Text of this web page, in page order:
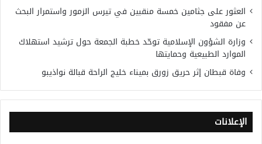
العثور على جثامين خمسة منقبين في تيرس الزمور واستمرار البحث
عن مفقود
وزارة الشؤون الإسلامية توحّد خطبة الجمعة حول ترشيد استهلاك
الموارد الطبيعية وحمايتها
وفاة قبطان إثر حريق زورق بميناء خليج الراحة قبالة نواذيبو
الإعلانات